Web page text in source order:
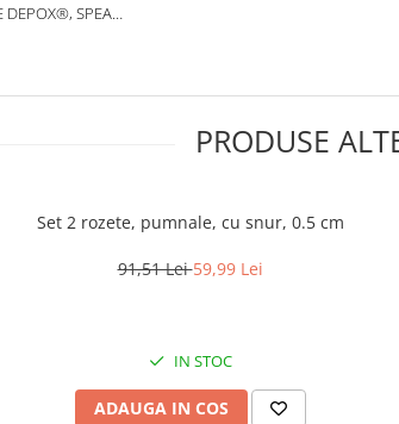
SPEAR
PRODUSE
Set 2 rozete, pumnale, cu snur, 0.5 cm
91,51 Lei59,99 Lei
IN STOC
ADAUGA IN COS